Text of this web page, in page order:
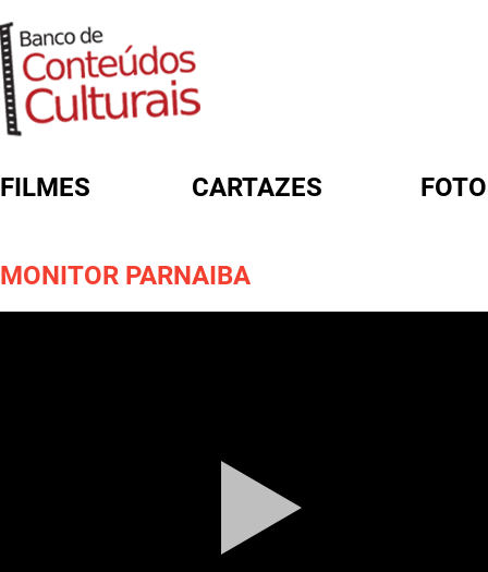
FILMES CARTAZES
MONITOR PARNAIBA